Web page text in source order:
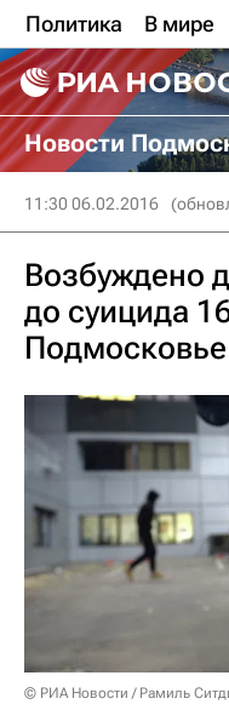
Политика В мире
Новости
11:30 06.02.2016
Возбуждено
до суицида
Подмосковье
© РИА Новости / Рамиль